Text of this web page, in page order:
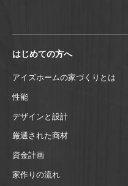
はじめての方へ
アイズホームの家づくりとは
性能
デザインと設計
厳選された商材
資金計画
家作りの流れ